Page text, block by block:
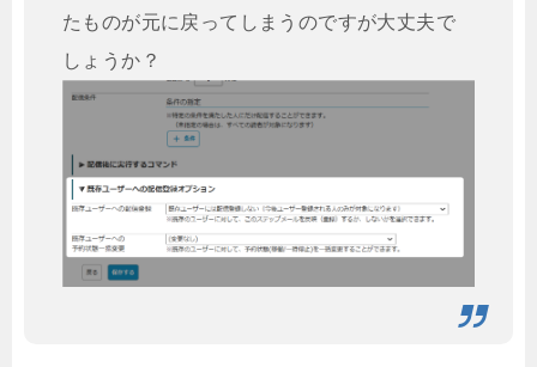
たものが元に戻ってしまうのですが大丈夫で
しょうか？